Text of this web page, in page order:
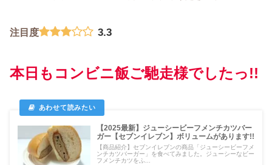
注目度 3.3
本日もコンビニ飯ご馳走様でしたっ!!
【2025最新】ジューシービーフメンチカツバー
ガー【セブンイレブン】ボリュームがあります!!
【商品紹介】セブンイレブンの商品「ジューシービーフメ
ンチカツバーガー」を食べてみました。ジューシーなビー
フメンチカツをふ...